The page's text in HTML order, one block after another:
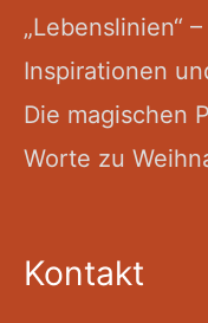
„Lebenslinien“
Inspirationen
Die magischen
Worte zu
Kontakt